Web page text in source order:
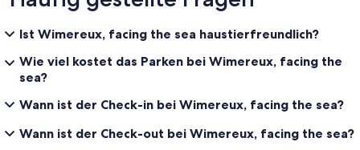
Ist Wimereux, facing the sea haustierfreundlich?
Wie viel kostet das Parken bei Wimereux, facing the
sea?
Wann ist der Check-in bei Wimereux, facing the sea?
Wann ist der Check-out bei Wimereux, facing the sea?